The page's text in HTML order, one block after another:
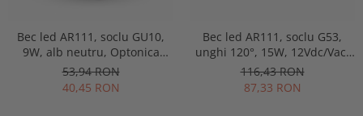
Bec led AR111, soclu GU10,
9W, alb neutru, Optonica
1531
53,94 RON
40,45 RON
Bec led AR111, soclu G53,
unghi 120°, 15W, 12Vdc/Vac,
alb cald, Optonica 1518
116,43 RON
87,33 RON